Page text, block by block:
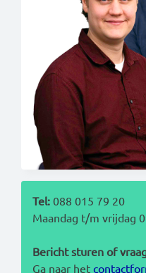
Documenten
Contact
Read this in: English
Tel: 088 015 79 20
Maandag t/m vrijdag
Bericht sturen of
Ga naar het